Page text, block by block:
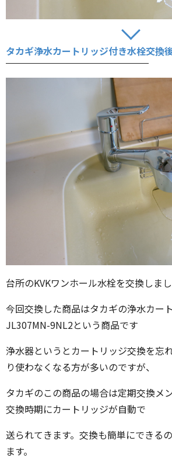
タカギ浄水カートリッジ付き水栓交換
台所のKVKワンホール水栓を交換しま
今回交換した商品はタカギの浄水カー
JL307MN-9NL2という商品です
浄水器というとカートリッジ交換を忘
り使わなくなる方が多いのですが、
タカギのこの商品の場合は定期交換メ
交換時期にカートリッジが自動で
送られてきます。交換も簡単にできる
ます。